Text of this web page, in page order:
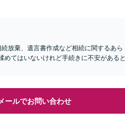
放棄、遺言書作成など相続に関するあら
てはいないけれど手続きに不安があると
ールでお問い合わせ